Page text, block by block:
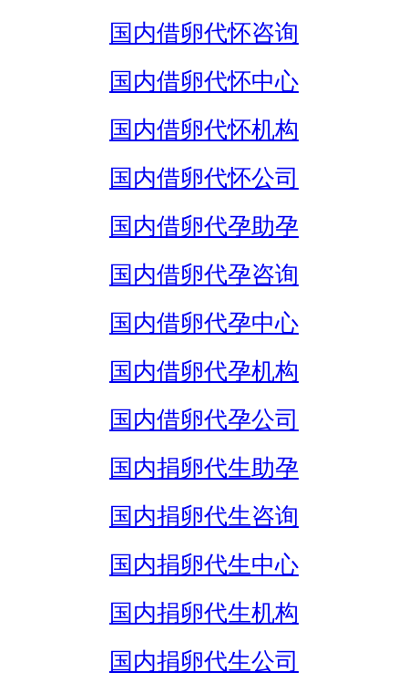
国内借卵代怀咨询
国内借卵代怀中心
国内借卵代怀机构
国内借卵代怀公司
国内借卵代孕助孕
国内借卵代孕咨询
国内借卵代孕中心
国内借卵代孕机构
国内借卵代孕公司
国内捐卵代生助孕
国内捐卵代生咨询
国内捐卵代生中心
国内捐卵代生机构
国内捐卵代生公司